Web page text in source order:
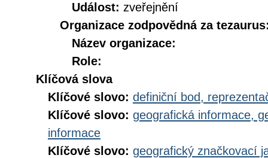
Událost: zveřejnění
Organizace zodpovědná za
Název organizace:
Role:
Klíčová slova
Klíčové slovo: definiční bod,
Klíčové slovo: geografická informace,
informace
Klíčové slovo: geografický značkovací